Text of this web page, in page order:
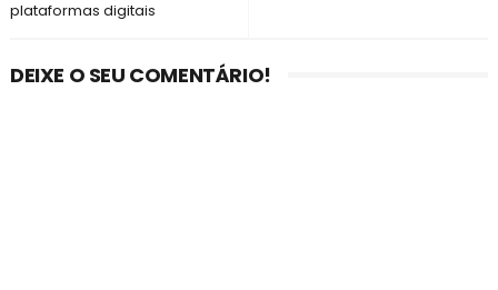
plataformas digitais
DEIXE O SEU COMENTÁRIO!